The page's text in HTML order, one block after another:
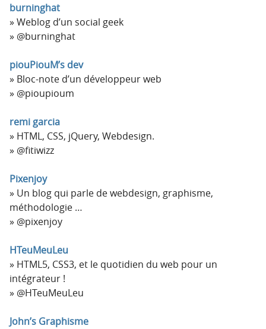
burninghat
Weblog d’un social geek
@burninghat
piouPiouM’s dev
Bloc-note d’un développeur web
@pioupioum
remi garcia
HTML, CSS, jQuery, Webdesign.
@fitiwizz
Pixenjoy
Un blog qui parle de webdesign, graphisme,
méthodologie …
@pixenjoy
HTeuMeuLeu
HTML5, CSS3, et le quotidien du web pour un
intégrateur !
@HTeuMeuLeu
John’s Graphisme